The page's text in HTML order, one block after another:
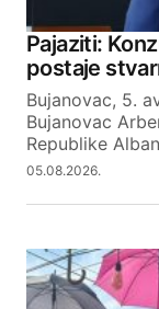
samostalni
REPLY
Anonymous
19.08.2024. at 11:20
REPLY
Pajaziti:
postaje
Bujanovac, 5.
Bujanovac
Republike
05.08.2026.